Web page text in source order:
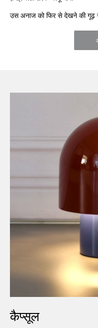
उस अनाज को फिर से देखने की गूढ़
कैप्सूल